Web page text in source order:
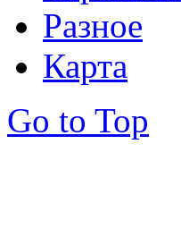
Разное
Карта
Go to Top